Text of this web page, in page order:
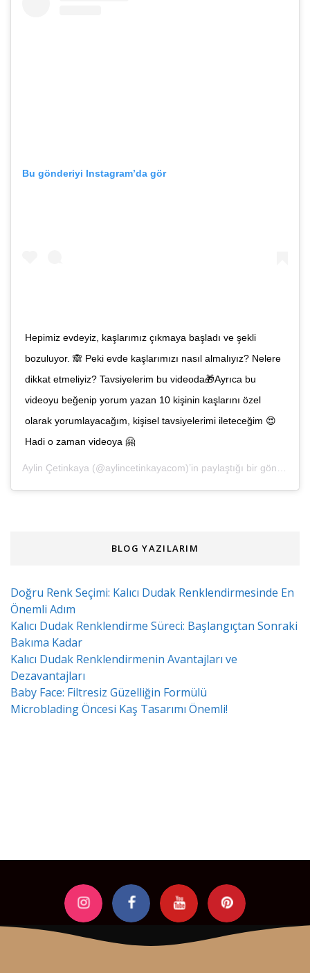
Bu gönderiyi Instagram’da gör
Hepimiz evdeyiz, kaşlarımız çıkmaya başladı ve şekli
bozuluyor. 🙈 Peki evde kaşlarımızı nasıl almalıyız? Nelere
dikkat etmeliyiz? Tavsiyelerim bu videoda🎁Ayrıca bu
videoyu beğenip yorum yazan 10 kişinin kaşlarını özel
olarak yorumlayacağım, kişisel tavsiyelerimi ileteceğim 😍
Hadi o zaman videoya 🤗
Aylin Çetinkaya (@aylincetinkayacom)’in paylaştığı bir gönderi (
BLOG YAZILARIM
Doğru Renk Seçimi: Kalıcı Dudak Renklendirmesinde En
Önemli Adım
Kalıcı Dudak Renklendirme Süreci: Başlangıçtan Sonraki
Bakıma Kadar
Kalıcı Dudak Renklendirmenin Avantajları ve
Dezavantajları
Baby Face: Filtresiz Güzelliğin Formülü
Microblading Öncesi Kaş Tasarımı Önemli!